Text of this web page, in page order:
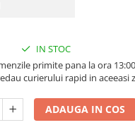
IN STOC
primite pana la ora
curierului rapid in aceeasi
ADAUGA IN COS